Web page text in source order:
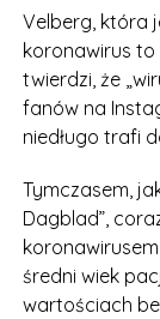
Velberg, która
koronawirus to
twierdzi, że
fanów na
niedługo trafi
Tymczasem,
Dagblad”,
średni wiek
wartościach